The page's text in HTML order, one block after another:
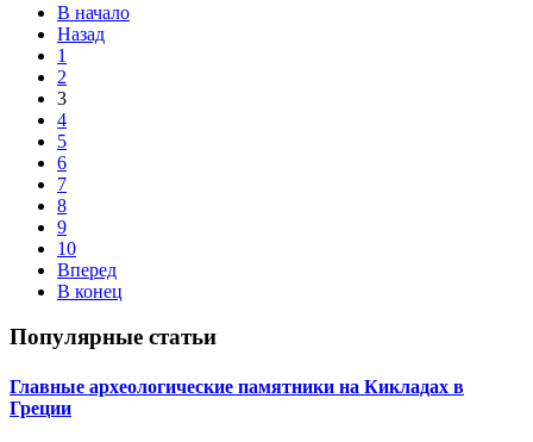
В начало
Назад
1
2
3
4
5
6
7
8
9
10
Вперед
В конец
Популярные статьи
Главные археологические памятники на Кикладах в
Греции